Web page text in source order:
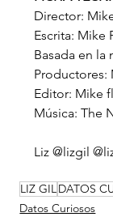
Director:
Escrita: Mike
Basada en la
Productores:
Editor: Mike
Música: The
Liz @lizgil
LIZ GILDATOS
Datos Curiosos